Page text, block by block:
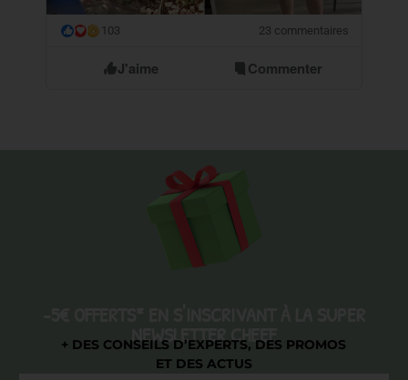
😮 103 23 commentaires
J'aime Commenter
NEWSLETTER CHEEF
+ DES CONSEILS D’EXPERTS, DES PROMOS
ET DES ACTUS